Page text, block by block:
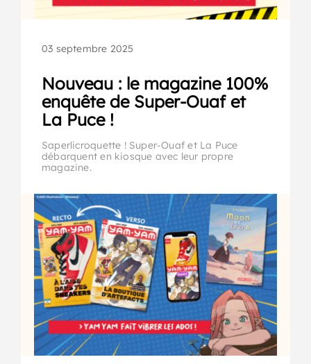
03 septembre 2025
Nouveau : le magazine 100%
enquête de Super-Ouaf et
La Puce !
Saperlicroquette ! Super-Ouaf et La Puce
débarquent en kiosque avec leur propre
magazine.